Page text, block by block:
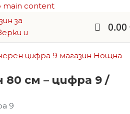
main content
0.00
ЦИФРИ
80 см – цифра 9 /
9